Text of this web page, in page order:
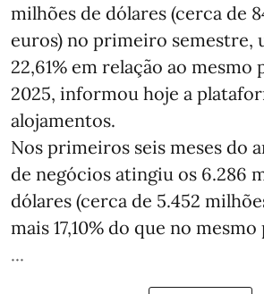
milhões de dólares (cerca de
euros) no primeiro semestre,
22,61% em relação ao mesmo
2025, informou hoje a
alojamentos.
Nos primeiros seis meses do
de negócios atingiu os 6.286
dólares (cerca de 5.452
mais 17,10% do que no
...